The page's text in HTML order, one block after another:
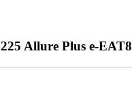
Allure Plus e-EAT8